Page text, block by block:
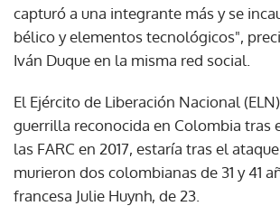
capturó a una integrante más y se
bélico y elementos tecnológicos",
Iván Duque en la misma red social.
El Ejército de Liberación Nacional
guerrilla reconocida en Colombia tras
las FARC en 2017, estaría tras el
murieron dos colombianas de 31 y 41
francesa Julie Huynh, de 23.